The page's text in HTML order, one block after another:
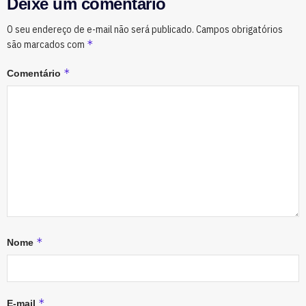
O seu endereço de e-mail não será publicado. Campos obrigatórios
são marcados com *
Comentário *
Nome *
E-mail *